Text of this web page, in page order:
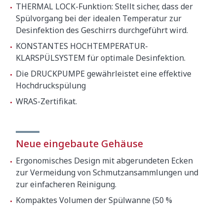
THERMAL LOCK-Funktion: Stellt sicher, dass der
Spülvorgang bei der idealen Temperatur zur
Desinfektion des Geschirrs durchgeführt wird.
KONSTANTES HOCHTEMPERATUR-
KLARSPÜLSYSTEM für optimale Desinfektion.
Die DRUCKPUMPE gewährleistet eine effektive
Hochdruckspülung
WRAS-Zertifikat.
Neue eingebaute Gehäuse
Ergonomisches Design mit abgerundeten Ecken
zur Vermeidung von Schmutzansammlungen und
zur einfacheren Reinigung.
Kompaktes Volumen der Spülwanne (50 %